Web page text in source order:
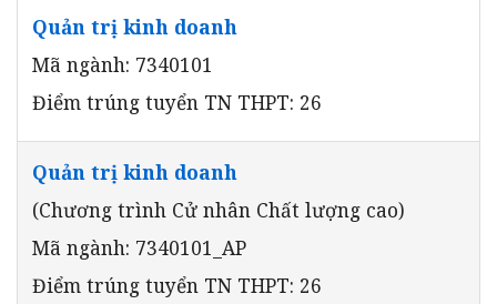
Quản trị kinh doanh
Mã ngành: 7340101
Điểm trúng tuyển TN THPT: 26
Quản trị kinh doanh
(Chương trình Cử nhân Chất lượng cao)
Mã ngành: 7340101_AP
Điểm trúng tuyển TN THPT: 26